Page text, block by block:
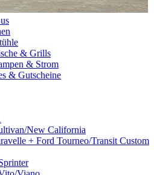
& Grills
& Strom
& Gutscheine
New California
+ Ford Tourneo/Transit Custom